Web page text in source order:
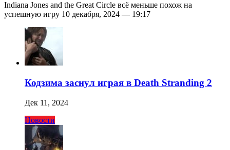
Indiana Jones and the Great Circle всё меньше похож на
успешную игру 10 декабря, 2024 — 19:17
Кодзима заснул играя в Death Stranding 2
Дек 11, 2024
Новости